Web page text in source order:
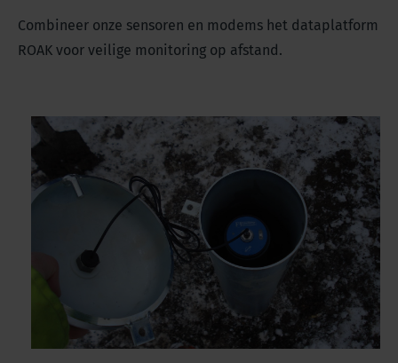
Combineer onze sensoren en modems het dataplatform
ROAK voor veilige monitoring op afstand.